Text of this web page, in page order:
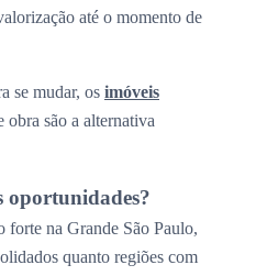
até o momento de
se mudar, os imóveis
obra são a alternativa
oportunidades?
forte na Grande São Paulo,
quanto regiões com